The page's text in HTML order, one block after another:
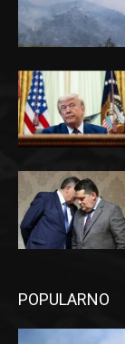
POPULARNO